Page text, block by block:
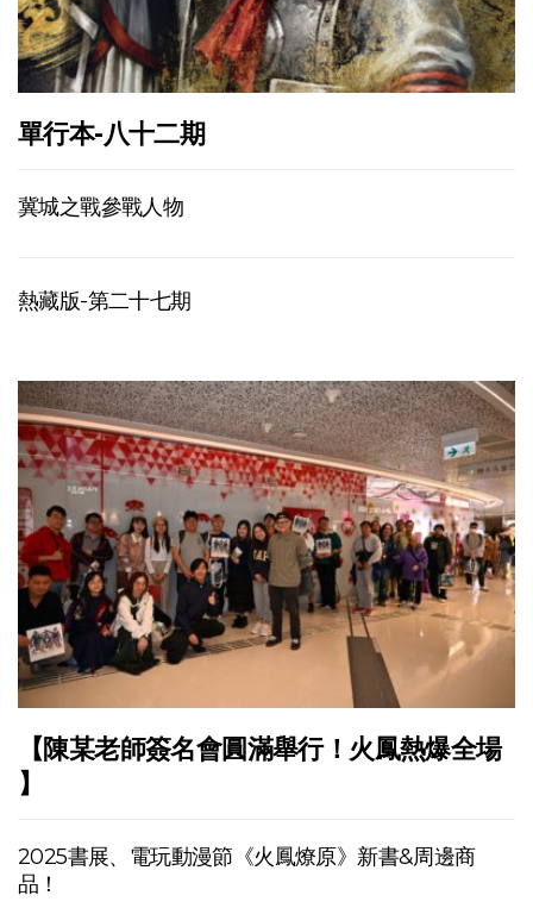
單行本-八十二期
冀城之戰參戰人物
熱藏版-第二十七期
【陳某老師簽名會圓滿舉行！火鳳熱爆全場
】
2025書展、電玩動漫節《火鳳燎原》新書&周邊商
品！